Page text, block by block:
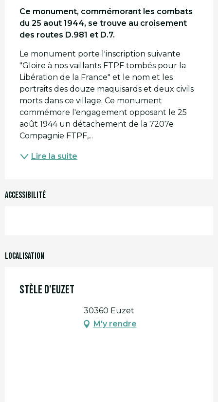
Ce monument, commémorant les combats
du 25 aout 1944, se trouve au croisement
des routes D.981 et D.7.
Le monument porte l'inscription suivante
"Gloire à nos vaillants FTPF tombés pour la
Libération de la France" et le nom et les
portraits des douze maquisards et deux civils
morts dans ce village. Ce monument
commémore l'engagement opposant le 25
août 1944 un détachement de la 7207e
Compagnie FTPF,...
Lire la suite
Accessibilité
Localisation
Stèle d'Euzet
30360 Euzet
M'y rendre